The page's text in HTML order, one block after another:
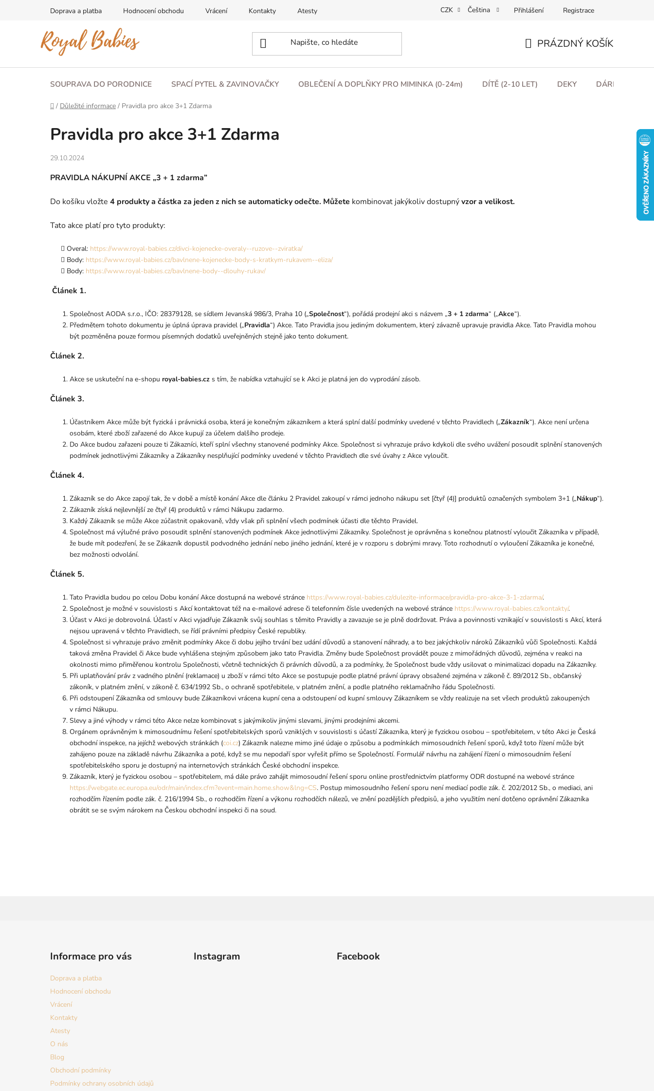
Doprava a platba Hodnocení obchodu Vrácení Kontakty Atesty Obchodní podmínky Podmínky ochrany osobních údajů
CZK Čeština Přihlášení Registrace
KOŠÍK
PRÁZDNÝ KOŠÍK
SOUPRAVA DO PORODNICE SPACÍ PYTEL & ZAVINOVAČKY OBLEČENÍ A DOPLŇKY PRO MIMINKA (0-24m) DÍTĚ (2-10 LET) DEKY DÁRKOVÉ
Domů
/ Důležité informace / Pravidla pro akce 3+1 Zdarma
Pravidla pro akce 3+1 Zdarma
29.10.2024
PRAVIDLA NÁKUPNÍ AKCE „3 + 1 zdarma”
Do košíku vložte 4 produkty a částka za jeden z nich se automaticky odečte. Můžete kombinovat jakýkoliv dostupnývzor a velikost.
Tato akce platí pro tyto produkty:
Overal: https://www.royal-babies.cz/divci-kojenecke-overaly--ruzove--zviratka/
Body: https://www.royal-babies.cz/bavlnene-kojenecke-body-s-kratkym-rukavem--eliza/
Body: https://www.royal-babies.cz/bavlnene-body--dlouhy-rukav/
Článek 1.
Společnost AODA s.r.o., IČO: 28379128, se sídlem Jevanská 986/3, Praha 10 („Společnost“), pořádá prodejní akci s názvem „3 + 1 zdarma“ („Akce“).
Předmětem tohoto dokumentu je úplná úprava pravidel („Pravidla“) Akce. Tato Pravidla jsou jediným dokumentem, který závazně upravuje pravidla Akce. Tato Pravidla mohou
být pozměněna pouze formou písemných dodatků uveřejněných stejně jako tento dokument.
Článek 2.
Akce se uskuteční na e-shopu royal-babies.cz s tím, že nabídka vztahující se k Akci je platná jen do vyprodání zásob.
Článek 3.
Účastníkem Akce může být fyzická i právnická osoba, která je konečným zákazníkem a která splní další podmínky uvedené v těchto Pravidlech („Zákazník“). Akce neníurčena
osobám, které zboží zařazené do Akce kupují za účelem dalšího prodeje.
Do Akce budou zařazeni pouze ti Zákazníci, kteří splní všechny stanovené podmínky Akce. Společnost si vyhrazuje právo kdykoli dle svého uvážení posoudit splnění stanovených
podmínek jednotlivými Zákazníky a Zákazníky nesplňující podmínky uvedené v těchto Pravidlech dle své úvahy z Akce vyloučit.
Článek 4.
Zákazník se do Akce zapojí tak, že v době a místě konání Akce dle článku 2 Pravidel zakoupí v rámci jednoho nákupu set [čtyř (4)] produktů označených symbolem 3+1 („Nákup“).
Zákazník získá nejlevnější ze čtyř (4) produktů v rámci Nákupu zadarmo.
Každý Zákazník se může Akce zúčastnit opakovaně, vždy však při splnění všech podmínek účasti dle těchto Pravidel.
Společnost má výlučné právo posoudit splnění stanovených podmínek Akce jednotlivými Zákazníky. Společnost je oprávněna s konečnou platností vyloučit Zákazníka v případě,
že bude mít podezření, že se Zákazník dopustil podvodného jednání nebo jiného jednání, které je v rozporu s dobrými mravy. Toto rozhodnutí o vyloučení Zákazníka je konečné,
bez možnosti odvolání.
Článek 5.
Tato Pravidla budou po celou Dobu konání Akce dostupná na webové stránce https://www.royal-babies.cz/dulezite-informace/pravidla-pro-akce-3-1-zdarma/.
Společnost je možné v souvislosti s Akcí kontaktovat též na e-mailové adrese či telefonním čísle uvedených na webové stránce https://www.royal-babies.cz/kontakty/.
Účast v Akci je dobrovolná. Účastí v Akci vyjadřuje Zákazník svůj souhlas s těmito Pravidly a zavazuje se je plně dodržovat. Práva a povinnosti vznikající v souvislosti s Akcí, která
nejsou upravená v těchto Pravidlech, se řídí právními předpisy České republiky.
Společnost si vyhrazuje právo změnit podmínky Akce či dobu jejího trvání bez udání důvodů a stanovení náhrady, a to bez jakýchkoliv nároků Zákazníků vůči Společnosti. Každá
taková změna Pravidel či Akce bude vyhlášena stejným způsobem jako tato Pravidla. Změny bude Společnost provádět pouze z mimořádných důvodů, zejména v reakci na
okolnosti mimo přiměřenou kontrolu Společnosti, včetně technických či právních důvodů, a za podmínky, že Společnost bude vždy usilovat o minimalizaci dopadu na Zákazníky.
Při uplatňování práv z vadného plnění (reklamace) u zboží v rámci této Akce se postupuje podle platné právní úpravy obsažené zejména v zákoně č. 89/2012 Sb., občanský
zákoník, v platném znění, v zákoně č. 634/1992 Sb., o ochraně spotřebitele, v platném znění, a podle platného reklamačního řádu Společnosti.
Při odstoupení Zákazníka od smlouvy bude Zákazníkovi vrácena kupní cena a odstoupení od kupní smlouvy Zákazníkem se vždy realizuje na set všech produktů zakoupených
v rámci Nákupu.
Slevy a jiné výhody v rámci této Akce nelze kombinovat s jakýmikoliv jinými slevami, jinými prodejními akcemi.
Orgánem oprávněným k mimosoudnímu řešení spotřebitelských sporů vzniklých v souvislosti s účastí Zákazníka, který je fyzickou osobou – spotřebitelem, v této Akci je Česká
obchodní inspekce, na jejíchž webových stránkách (coi.cz) Zákazník nalezne mimo jiné údaje o způsobu a podmínkách mimosoudních řešení sporů, když toto řízení může být
zahájeno pouze na základě návrhu Zákazníka a poté, když se mu nepodaří spor vyřešit přímo se Společností. Formulář návrhu na zahájení řízení o mimosoudním řešení
spotřebitelského sporu je dostupný na internetových stránkách České obchodní inspekce.
Zákazník, který je fyzickou osobou – spotřebitelem, má dále právo zahájit mimosoudní řešení sporu online prostřednictvím platformy ODR dostupné na webové stránce
https://webgate.ec.europa.eu/odr/main/index.cfm?event=main.home.show&lng=CS. Postup mimosoudního řešení sporu není mediací podle zák. č. 202/2012 Sb., o mediaci, ani
rozhodčím řízením podle zák. č. 216/1994 Sb., o rozhodčím řízení a výkonu rozhodčích nálezů, ve znění pozdějších předpisů, a jeho využitím není dotčeno oprávnění Zákazníka
obrátit se se svým nárokem na Českou obchodní inspekci či na soud.
Informace pro vás
Doprava a platba
Hodnocení obchodu
Vrácení
Kontakty
Atesty
O nás
Blog
Obchodní podmínky
Podmínky ochrany osobních údajů
Instagram Facebook